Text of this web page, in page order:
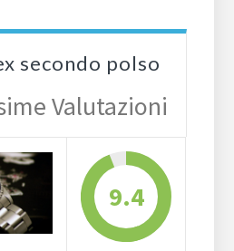
secondo polso
Valutazioni
9.4